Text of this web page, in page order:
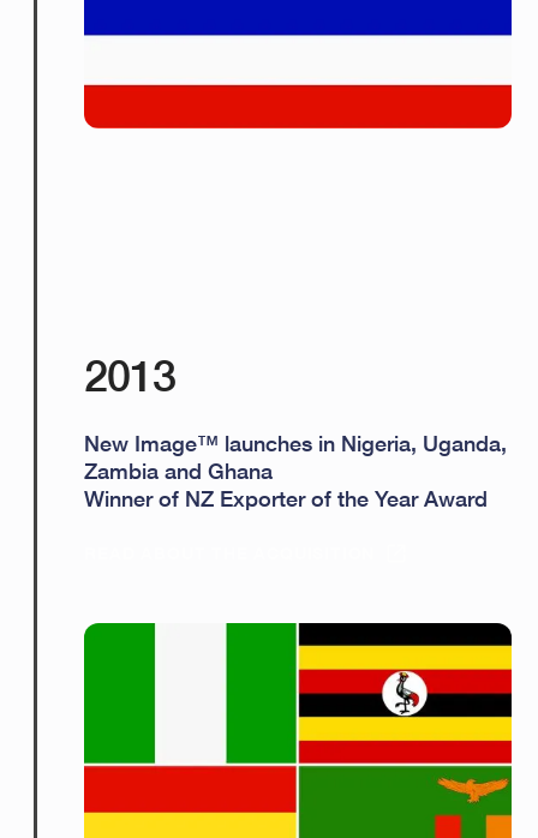
2013
New Image™ launches in Nigeria, Uganda,
Zambia and Ghana
Winner of NZ Exporter of the Year Award